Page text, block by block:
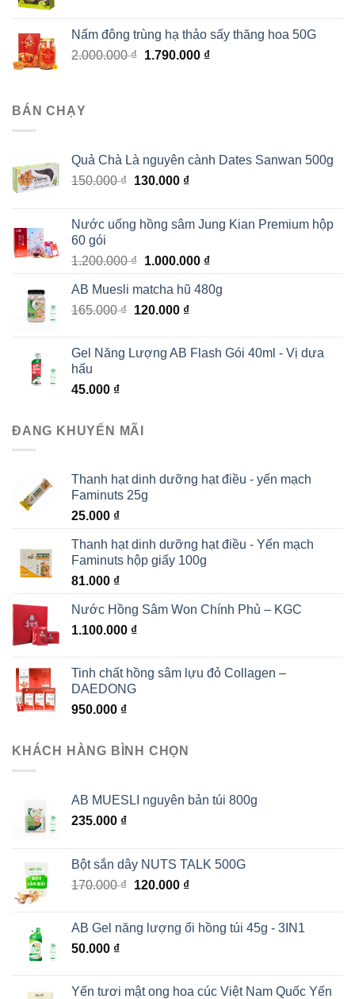
Nấm đông trùng hạ thảo sấy thăng hoa 50G
2.000.000₫ Giá
1.790.000 ₫Giá
BÁN CHẠY
Quả Chà Là nguyên cành Dates Sanwan 500g
150.000₫ Giá
150.000 ₫.
130.000 ₫Giá
là:
Nước uống hồng sâm Jung Kian Premium hộp
60 gói
1.200.000₫ Giá
là:
1.200.000 ₫.
1.000.000 ₫Giá
tại
AB Muesli matcha hũ 480g
165.000₫ Giá
165.000 ₫.
120.000 ₫Giá
là:
Gel Năng Lượng AB Flash Gói 40ml - Vị dưa
hấu
45.000 ₫
ĐANG KHUYẾN MÃI
Thanh hạt dinh dưỡng hạt điều - yến mạch
Faminuts 25g
25.000 ₫
Thanh hạt dinh dưỡng hạt điều - Yến mạch
Faminuts hộp giấy 100g
81.000 ₫
Nước Hồng Sâm Won Chính Phủ – KGC
1.100.000 ₫
Tinh chất hồng sâm lựu đỏ Collagen –
DAEDONG
950.000 ₫
KHÁCH HÀNG BÌNH CHỌN
AB MUESLI nguyên bản túi 800g
235.000 ₫
Bột sắn dây NUTS TALK 500G
170.000₫ Giá
170.000 ₫.
120.000 ₫Giá
là:
AB Gel năng lượng ổi hồng túi 45g - 3IN1
50.000 ₫
Yến tươi mật ong hoa cúc Việt Nam Quốc Yến